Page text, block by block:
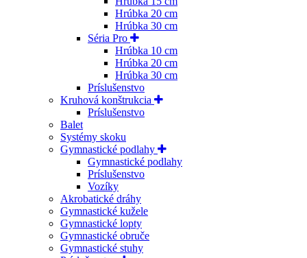
Hrúbka 20 cm
Hrúbka 30 cm
Séria Pro
Hrúbka 10 cm
Hrúbka 20 cm
Hrúbka 30 cm
Príslušenstvo
Kruhová konštrukcia
Príslušenstvo
Balet
Systémy skoku
Gymnastické podlahy
Gymnastické podlahy
Príslušenstvo
Vozíky
Akrobatické dráhy
Gymnastické kužele
Gymnastické lopty
Gymnastické obruče
Gymnastické stuhy